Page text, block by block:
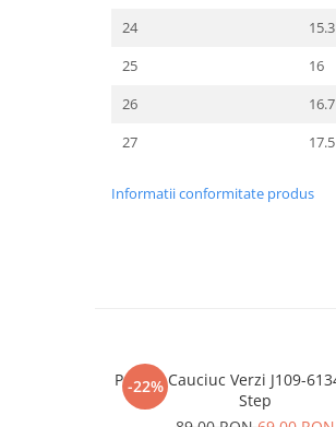
24
15.3
25
16
26
16.7
27
17.5
Informatii conformitate produs
-22%
Papuci Cauciuc Verzi J109-61347A , DD
Step